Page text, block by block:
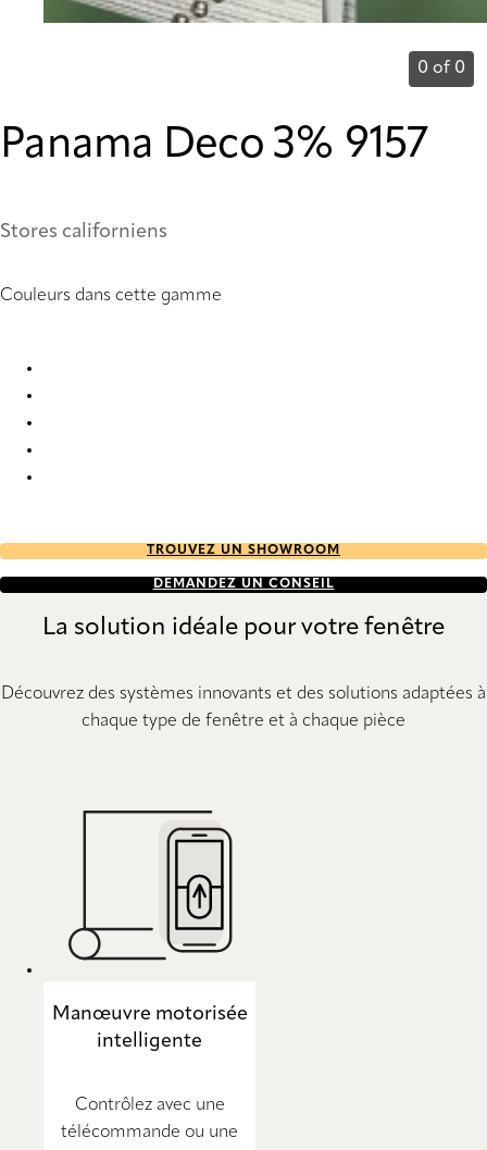
0 of 0
Panama Deco 3% 9157
Stores californiens
Couleurs dans cette gamme
TROUVEZ UN SHOWROOM
DEMANDEZ UN CONSEIL
La solution idéale pour votre fenêtre
Découvrez des systèmes innovants et des solutions adaptées à
chaque type de fenêtre et à chaque pièce
Manœuvre motorisée
intelligente
Contrôlez avec une
télécommande ou une